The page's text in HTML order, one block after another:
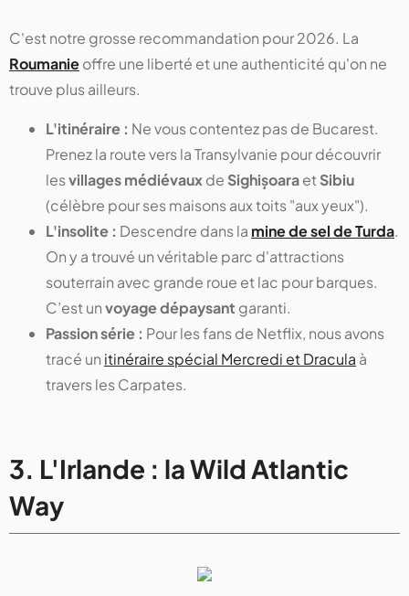
C'est notre grosse recommandation pour 2026. La
Roumanieoffre une liberté et une authenticité qu'on ne
trouve plus ailleurs.
L'itinéraire : Ne vous contentez pas de Bucarest.
Prenez la route vers la Transylvanie pour découvrir
lesvillages médiévauxde Sighișoaraet Sibiu
(célèbre pour ses maisons aux toits "aux yeux").
L'insolite : Descendre dans la mine de sel de Turda.
On y a trouvé un véritable parc d'attractions
souterrain avec grande roue et lac pour barques.
C’est unvoyage dépaysant garanti.
Passion série : Pour les fans de Netflix, nous avons
tracé un itinéraire spécial Mercredi et Dracula à
travers les Carpates.
3. L'Irlande : la Wild Atlantic
Way